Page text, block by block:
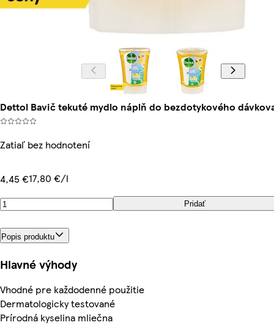
Dettol Bavič tekuté mydlo náplň do bezdotykového
Zatiaľ bez hodnotení
4,45 €17,80 €/l
Pridať
Popis produktu
Hlavné výhody
Vhodné pre každodenné použitie
Dermatologicky testované
Prírodná kyselina mliečna